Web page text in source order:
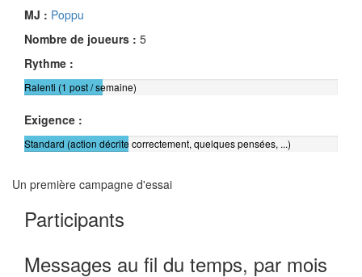
MJ : Poppu
Nombre de joueurs : 5
Rythme :
Ralenti (1 post / semaine)
Exigence :
Standard (action décrite correctement, quelques pensées, ...)
Un première campagne d'essai
Participants
Messages au fil du temps, par mois